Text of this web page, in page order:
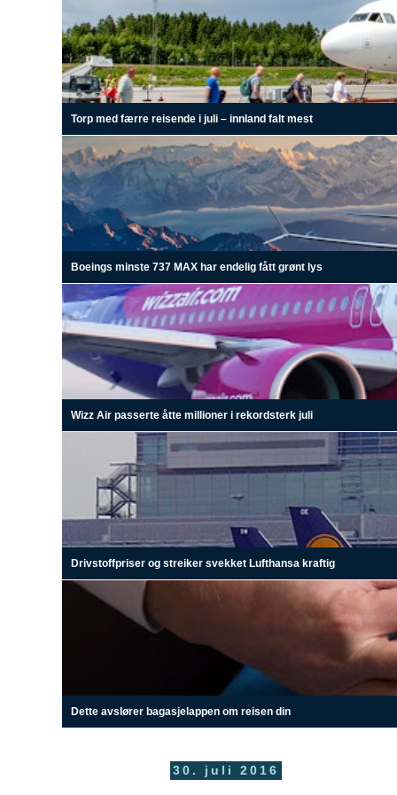
Torp med færre reisende i juli – innland falt mest
Boeings minste 737 MAX har endelig fått grønt lys
Wizz Air passerte åtte millioner i rekordsterk juli
Drivstoffpriser og streiker svekket Lufthansa kraftig
Dette avslører bagasjelappen om reisen din
30. juli 2016